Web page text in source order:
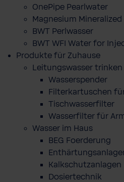
OnePipe Pearlwater
Magnesium
BWT Perlwasser
BWT WFI Water for
Produkte für Zuhause
Leitungswasser trinken
Wasserspender
Filterkartuschen
Tischwasserfilter
Wasserfilter für
Wasser im Haus
BEG Foerderung
Kalkschutzanlagen
Dosiertechnik